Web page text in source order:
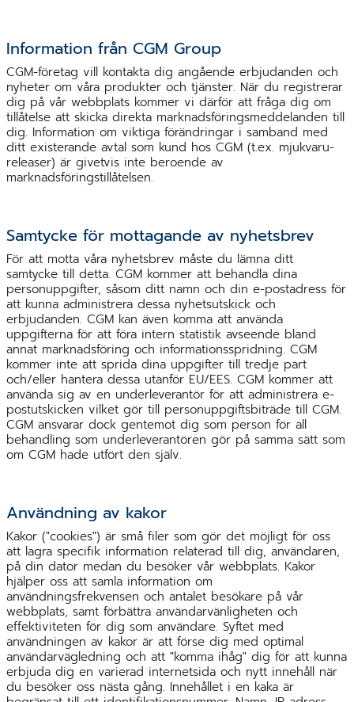
Information från CGM Group
CGM-företag vill kontakta dig angående erbjudanden och
nyheter om våra produkter och tjänster. När du registrerar
dig på vår webbplats kommer vi därför att fråga dig om
tillåtelse att skicka direkta marknadsföringsmeddelanden till
dig. Information om viktiga förändringar i samband med
ditt existerande avtal som kund hos CGM (t.ex. mjukvaru-
releaser) är givetvis inte beroende av
marknadsföringstillåtelsen.
Samtycke för mottagande av nyhetsbrev
För att motta våra nyhetsbrev måste du lämna ditt
samtycke till detta. CGM kommer att behandla dina
personuppgifter, såsom ditt namn och din e-postadress för
att kunna administrera dessa nyhetsutskick och
erbjudanden. CGM kan även komma att använda
uppgifterna för att föra intern statistik avseende bland
annat marknadsföring och informationsspridning. CGM
kommer inte att sprida dina uppgifter till tredje part
och/eller hantera dessa utanför EU/EES. CGM kommer att
använda sig av en underleverantör för att administrera e-
postutskicken vilket gör till personuppgiftsbiträde till CGM.
CGM ansvarar dock gentemot dig som person för all
behandling som underleverantören gör på samma sätt som
om CGM hade utfört den själv.
Användning av kakor
Kakor ("cookies") är små filer som gör det möjligt för oss
att lagra specifik information relaterad till dig, användaren,
på din dator medan du besöker vår webbplats. Kakor
hjälper oss att samla information om
användningsfrekvensen och antalet besökare på vår
webbplats, samt förbättra användarvänligheten och
effektiviteten för dig som användare. Syftet med
användningen av kakor är att förse dig med optimal
användarvägledning och att "komma ihåg" dig för att kunna
erbjuda dig en varierad internetsida och nytt innehåll när
du besöker oss nästa gång. Innehållet i en kaka är